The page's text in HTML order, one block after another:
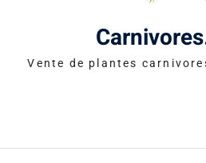
Vente de plantes